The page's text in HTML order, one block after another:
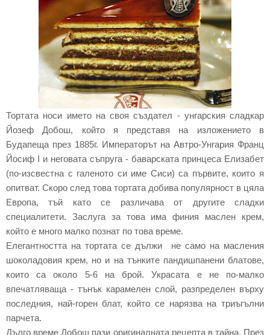
Тортата носи името на своя създател - унгарския сладкар
Йозеф Добош, който я представя на изложението в
Будапеща през 1885г. Императорът на Автро-Унгария Франц
Йосиф I и неговата съпруга - баварската принцеса Елизабет
(по-изсвестна с галеното си име Сиси) са първите, които я
опитват. Скоро след това тортата добива популярност в цяла
Европа, тъй като се различава от другите сладки
специалитети. Заслуга за това има финия маслен крем,
който е много малко познат по това време.
Елегантността на тортата се дължи не само на масления
шоколадовия крем, но и на тънките пандишпанени блатове,
които са около 5-6 на брой. Украсата е не по-малко
впечатляваща - тънък карамелен слой, разпределен върху
последния, най-горен блат, който се нарязва на триъгълни
парчета.
Дълго време Добош пази оригиналната рецепта в тайна. През